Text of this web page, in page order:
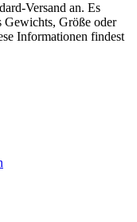
Versand an. Es
Gewichts, Größe oder
Informationen findest